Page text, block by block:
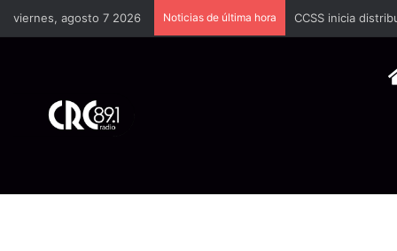
viernes, agosto 7 2026 Noticias de última hora Brote de rabia